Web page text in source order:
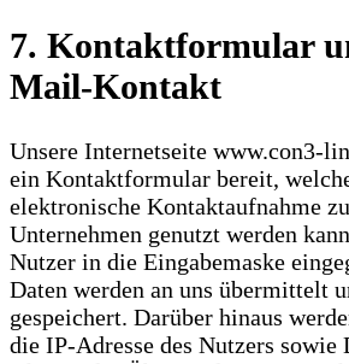
7. Kontaktformular
Mail-Kontakt
Unsere Internetseite www.con3-
ein Kontaktformular bereit,
elektronische Kontaktaufnahme
Unternehmen genutzt werden
Nutzer in die Eingabemaske
Daten werden an uns übermittelt
gespeichert. Darüber hinaus
die IP-Adresse des Nutzers sowie